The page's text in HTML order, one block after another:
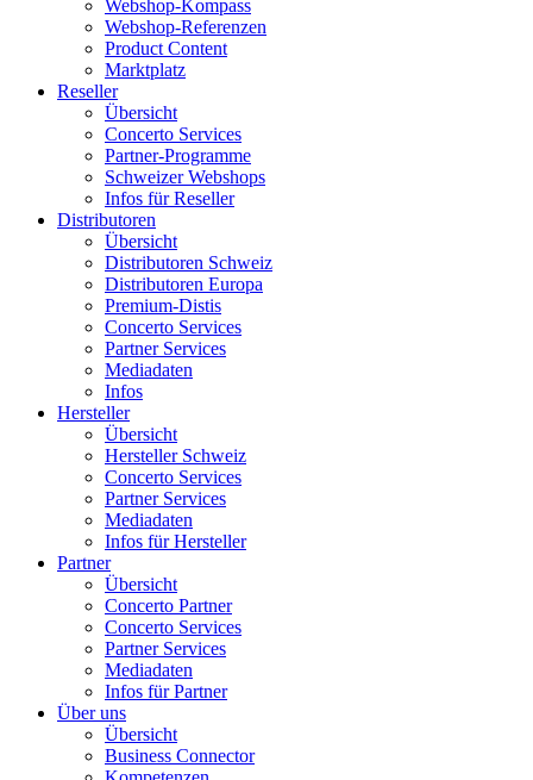
Webshop-Kompass
Webshop-Referenzen
Product Content
Marktplatz
Reseller
Übersicht
Concerto Services
Partner-Programme
Schweizer Webshops
Infos für Reseller
Distributoren
Übersicht
Distributoren Schweiz
Distributoren Europa
Premium-Distis
Concerto Services
Partner Services
Mediadaten
Infos
Hersteller
Übersicht
Hersteller Schweiz
Concerto Services
Partner Services
Mediadaten
Infos für Hersteller
Partner
Übersicht
Concerto Partner
Concerto Services
Partner Services
Mediadaten
Infos für Partner
Über uns
Übersicht
Business Connector